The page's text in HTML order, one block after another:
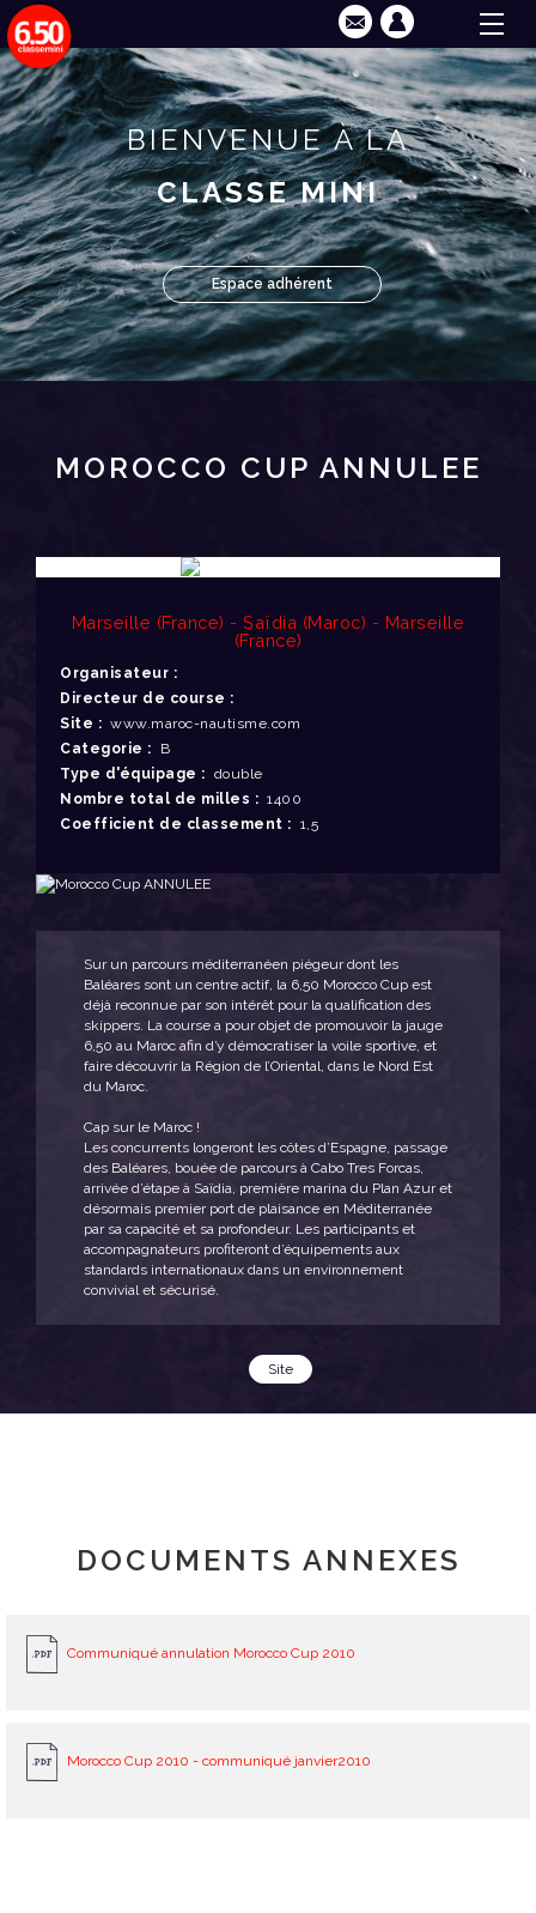
BIENVENUE À LA
CLASSE MINI
Espace adhérent
MOROCCO CUP ANNULEE
Marseille (France) - Saïdia (Maroc) - Marseille
(France)
Organisateur :
Directeur de course :
Site : www.maroc-nautisme.com
Categorie : B
Type d'équipage : double
Nombre total de milles : 1400
Coefficient de classement : 1,5
Sur un parcours méditerranéen piégeur dont les
Baléares sont un centre actif, la 6,50 Morocco Cup est
déjà reconnue par son intérêt pour la qualification des
skippers. La course a pour objet de promouvoir la jauge
6,50 au Maroc afin d’y démocratiser la voile sportive, et
faire découvrir la Région de l’Oriental, dans le Nord Est
du Maroc.
Cap sur le Maroc !
Les concurrents longeront les côtes d’Espagne, passage
des Baléares, bouée de parcours à Cabo Tres Forcas,
arrivée d’étape à Saïdia, première marina du Plan Azur et
désormais premier port de plaisance en Méditerranée
par sa capacité et sa profondeur. Les participants et
accompagnateurs profiteront d’équipements aux
standards internationaux dans un environnement
convivial et sécurisé.
Site
DOCUMENTS ANNEXES
Communiqué annulation Morocco Cup 2010
Morocco Cup 2010 - communiqué janvier2010